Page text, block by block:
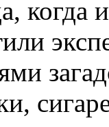
когда